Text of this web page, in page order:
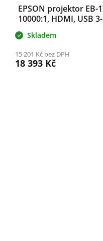
EPSON projektor EB-
10000:1, HDMI, USB
Skladem
15 201 Kč bez DPH
18 393 Kč